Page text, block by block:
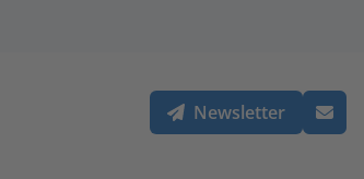
Newsletter